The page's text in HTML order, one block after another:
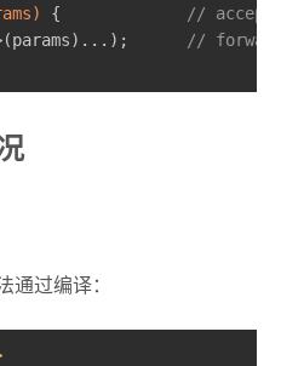
{
// accept
//
通过编译：